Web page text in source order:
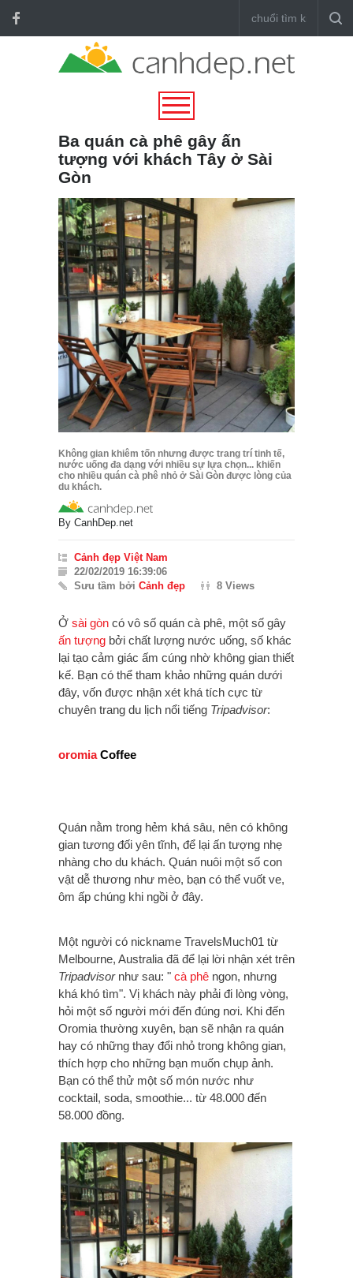
Ba quán cà phê gây ấn
tượng với khách Tây ở Sài
Gòn
Không gian khiêm tốn nhưng được trang trí tinh tế,
nước uống đa dạng với nhiều sự lựa chọn... khiến
cho nhiều quán cà phê nhỏ ở Sài Gòn được lòng của
du khách.
By CanhDep.net
Cảnh đẹp Việt Nam
22/02/2019 16:39:06
Sưu tầm bởi Cảnh đẹp 8 Views
Ở sài gòn có vô số quán cà phê, một số gây
ấn tượng bởi chất lượng nước uống, số khác
lại tạo cảm giác ấm cúng nhờ không gian thiết
kế. Bạn có thể tham khảo những quán dưới
đây, vốn được nhận xét khá tích cực từ
chuyên trang du lịch nổi tiếng Tripadvisor:
oromiaCoffee
Quán nằm trong hẻm khá sâu, nên có không
gian tương đối yên tĩnh, để lại ấn tượng nhẹ
nhàng cho du khách. Quán nuôi một số con
vật dễ thương như mèo, bạn có thể vuốt ve,
ôm ấp chúng khi ngồi ở đây.
Một người có nickname TravelsMuch01 từ
Melbourne, Australia đã để lại lời nhận xét trên
Tripadvisor như sau: " cà phê ngon, nhưng
khá khó tìm". Vị khách này phải đi lòng vòng,
hỏi một số người mới đến đúng nơi. Khi đến
Oromia thường xuyên, bạn sẽ nhận ra quán
hay có những thay đổi nhỏ trong không gian,
thích hợp cho những bạn muốn chụp ảnh.
Bạn có thể thử một số món nước như
cocktail, soda, smoothie... từ 48.000 đến
58.000 đồng.